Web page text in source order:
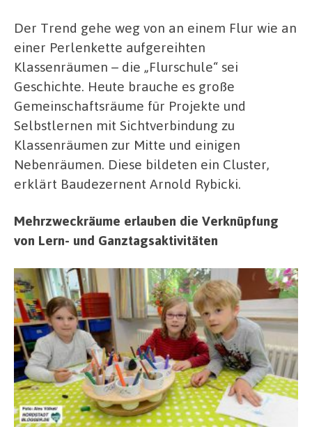
Der Trend gehe weg von an einem Flur wie an
einer Perlenkette aufgereihten
Klassenräumen – die „Flurschule“ sei
Geschichte. Heute brauche es große
Gemeinschaftsräume für Projekte und
Selbstlernen mit Sichtverbindung zu
Klassenräumen zur Mitte und einigen
Nebenräumen. Diese bildeten ein Cluster,
erklärt Baudezernent Arnold Rybicki.
Mehrzweckräume erlauben die Verknüpfung
von Lern- und Ganztagsaktivitäten